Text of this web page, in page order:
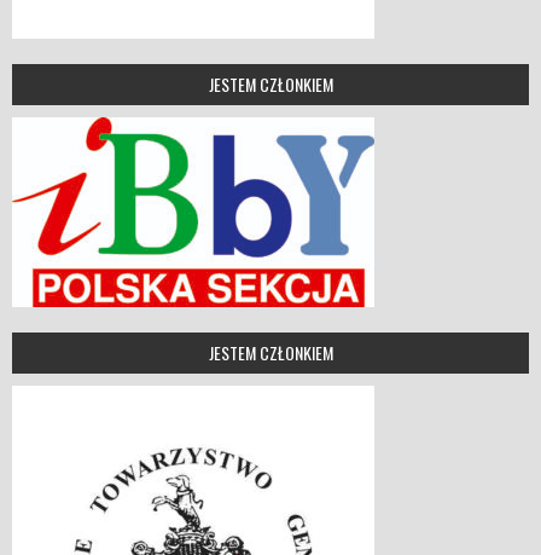
JESTEM CZŁONKIEM
JESTEM CZŁONKIEM